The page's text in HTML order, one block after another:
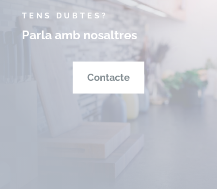
TENS DUBTES?
Parla amb nosaltres
Contacte